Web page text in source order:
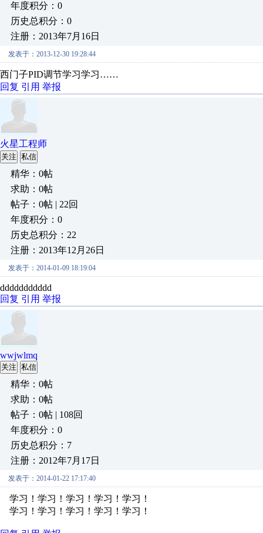
年度积分：0
历史总积分：0
注册：2013年7月16日
发表于：2013-12-30 19:28:44
西门子PID调节学习学习……
回复 引用 举报
火星工程师
关注 私信
精华：0帖
求助：0帖
帖子：0帖 | 22回
年度积分：0
历史总积分：22
注册：2013年12月26日
发表于：2014-01-09 18:19:04
ddddddddddd
回复 引用 举报
wwjwlmq
关注 私信
精华：0帖
求助：0帖
帖子：0帖 | 108回
年度积分：0
历史总积分：7
注册：2012年7月17日
发表于：2014-01-22 17:17:40
学习！学习！学习！学习！学习！
学习！学习！学习！学习！学习！